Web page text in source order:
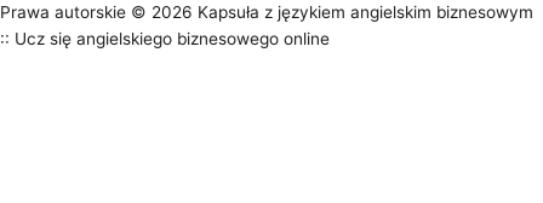
Prawa autorskie © 2026 Kapsuła z językiem angielskim biznesowym
:: Ucz się angielskiego biznesowego online